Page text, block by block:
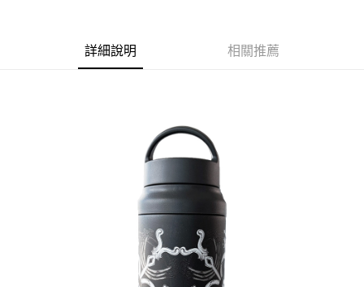
每筆NT$120，滿NT$5,000(含以上)免運費
詳細說明 相關推薦